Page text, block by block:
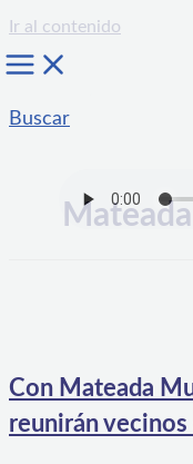
Ir al contenido
Buscar
Con Mateada
reunirán vecinos